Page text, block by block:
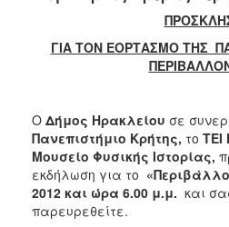
Επιτροπές
Ανακοινώσεις
Προγράμματα
Προσχολική
Αγωγή
Κοιμητήρια
ΓΙΑ ΤΟΝ ΕΟΡΤΑΣΜΟ ΤΗΣ
Ο Δήμος Ηρακλείου σε
Πανεπιστήμιο Κρήτης, το ΤΕΙ
Μουσείο Φυσικής Ιστορίας,
εκδήλωση για το
2012 και ώρα 6.00 μ.μ. και
παρευρεθείτε.